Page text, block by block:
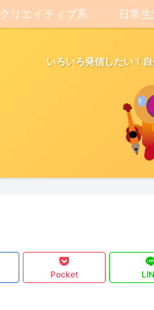
いろいろ発信したい！
クリエイティブ系 日常
Pocket